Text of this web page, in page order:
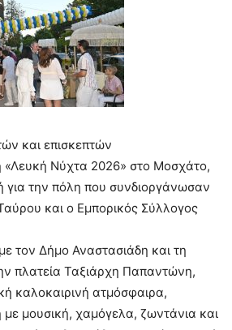
και επισκεπτών
«Λευκή Νύχτα 2026» στο Μοσχάτο,
για την πόλη που συνδιοργάνωσαν
και ο Εμπορικός Σύλλογος
τον Δήμο Αναστασιάδη και τη
πλατεία Ταξιάρχη Παπαντώνη,
καλοκαιρινή ατμόσφαιρα,
με μουσική, χαμόγελα, ζωντάνια και